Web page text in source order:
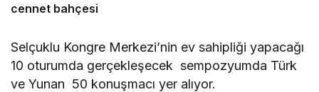
cennet bahçesi
Selçuklu Kongre Merkezi’nin ev sahipliği yapacağı
10 oturumda gerçekleşecek sempozyumda Türk
ve Yunan 50 konuşmacı yer alıyor.